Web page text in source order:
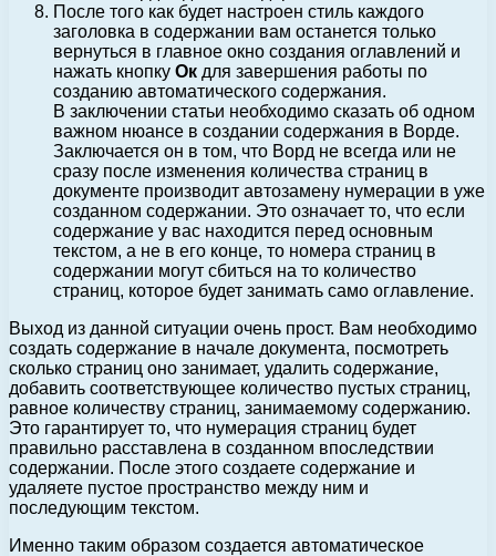
После того как будет настроен стиль каждого
заголовка в содержании вам останется только
вернуться в главное окно создания оглавлений и
нажать кнопку Ок для завершения работы по
созданию автоматического содержания.
В заключении статьи необходимо сказать об одном
важном нюансе в создании содержания в Ворде.
Заключается он в том, что Ворд не всегда или не
сразу после изменения количества страниц в
документе производит автозамену нумерации в уже
созданном содержании. Это означает то, что если
содержание у вас находится перед основным
текстом, а не в его конце, то номера страниц в
содержании могут сбиться на то количество
страниц, которое будет занимать само оглавление.
Выход из данной ситуации очень прост. Вам необходимо
создать содержание в начале документа, посмотреть
сколько страниц оно занимает, удалить содержание,
добавить соответствующее количество пустых страниц,
равное количеству страниц, занимаемому содержанию.
Это гарантирует то, что нумерация страниц будет
правильно расставлена в созданном впоследствии
содержании. После этого создаете содержание и
удаляете пустое пространство между ним и
последующим текстом.
Именно таким образом создается автоматическое